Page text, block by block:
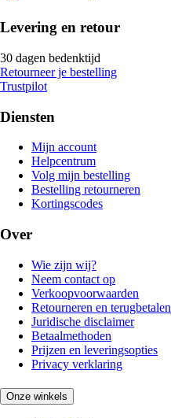
Levering en retour
30 dagen bedenktijd
Retourneer je bestelling
Trustpilot
Diensten
Mijn account
Helpcentrum
Volg mijn bestelling
Bestelling retourneren
Kortingscodes
Over
Wie zijn wij?
Neem contact op
Verkoopvoorwaarden
Retourneren en terugbetalen
Juridische disclaimer
Betaalmethoden
Prijzen en leveringsopties
Privacy verklaring
Onze winkels